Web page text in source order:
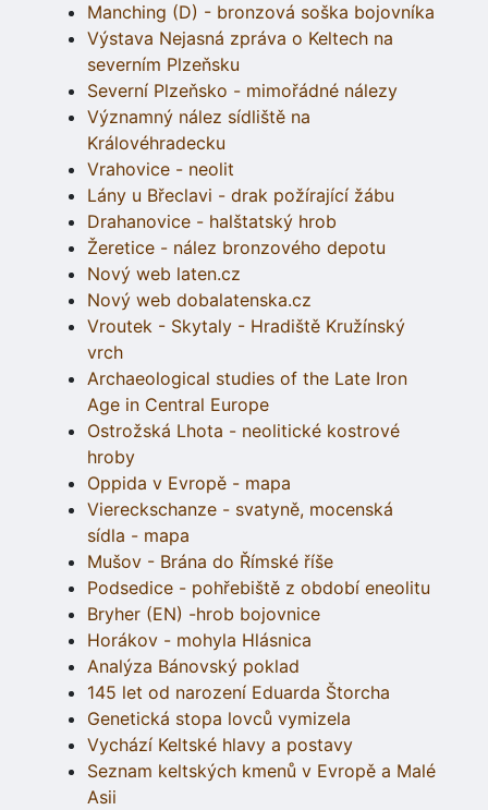
Manching (D) - bronzová soška bojovníka
Výstava Nejasná zpráva o Keltech na
severním Plzeňsku
Severní Plzeňsko - mimořádné nálezy
Významný nález sídliště na
Královéhradecku
Vrahovice - neolit
Lány u Břeclavi - drak požírající žábu
Drahanovice - halštatský hrob
Žeretice - nález bronzového depotu
Nový web laten.cz
Nový web dobalatenska.cz
Vroutek - Skytaly - Hradiště Kružínský
vrch
Archaeological studies of the Late Iron
Age in Central Europe
Ostrožská Lhota - neolitické kostrové
hroby
Oppida v Evropě - mapa
Viereckschanze - svatyně, mocenská
sídla - mapa
Mušov - Brána do Římské říše
Podsedice - pohřebiště z období eneolitu
Bryher (EN) -hrob bojovnice
Horákov - mohyla Hlásnica
Analýza Bánovský poklad
145 let od narození Eduarda Štorcha
Genetická stopa lovců vymizela
Vychází Keltské hlavy a postavy
Seznam keltských kmenů v Evropě a Malé
Asii